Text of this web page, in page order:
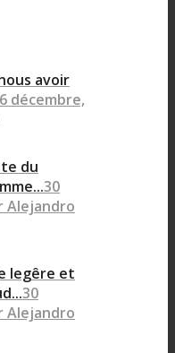
avoir
6 décembre,
du
30
Alejandro
legêre et
30
Alejandro